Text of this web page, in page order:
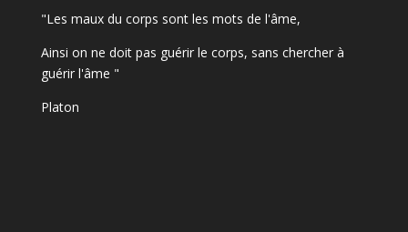
"Les maux du corps sont les mots de l'âme,
Ainsi on ne doit pas guérir le corps, sans chercher à
guérir l'âme "
Platon